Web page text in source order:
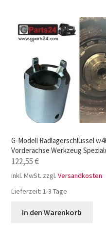
G-Modell Radlagerschlüssel
Vorderachse Werkzeug
122,55€
inkl. MwSt. zzgl. Versandkosten
Lieferzeit: 1-3 Tage
In den Warenkorb